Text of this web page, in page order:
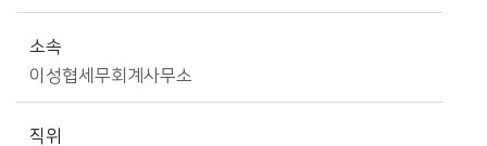
소속
이성협세무회계사무소
직위